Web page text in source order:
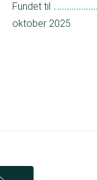
Fundet til
oktober 2025